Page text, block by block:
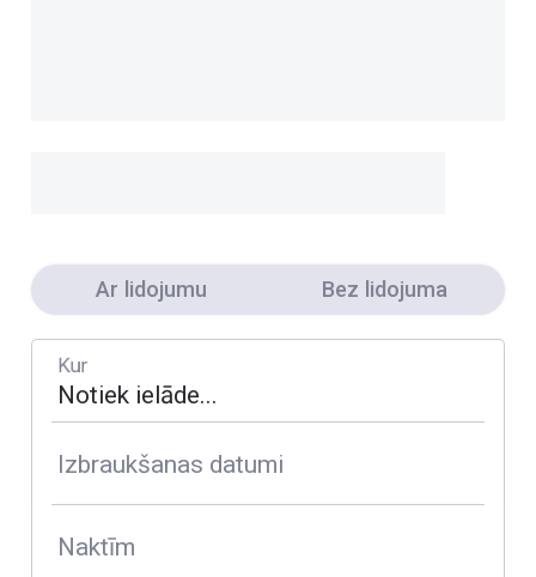
Ar lidojumu Bez lidojuma
Kur
Izbraukšanas datumi
Naktīm